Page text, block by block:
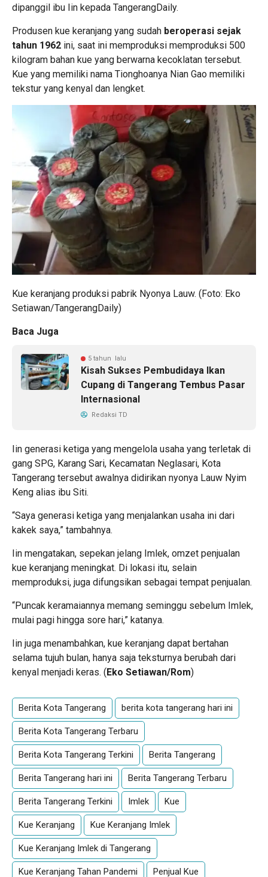
dipanggil ibu Iin kepada TangerangDaily.
Produsen kue keranjang yang sudah beroperasi sejak
tahun 1962 ini, saat ini memproduksi memproduksi 500
kilogram bahan kue yang berwarna kecoklatan tersebut.
Kue yang memiliki nama Tionghoanya Nian Gao memiliki
tekstur yang kenyal dan lengket.
Kue keranjang produksi pabrik Nyonya Lauw. (Foto: Eko
Setiawan/TangerangDaily)
Baca Juga
5 tahun lalu
Kisah Sukses Pembudidaya Ikan
Cupang di Tangerang Tembus Pasar
Internasional
Redaksi TD
Iin generasi ketiga yang mengelola usaha yang terletak di
gang SPG, Karang Sari, Kecamatan Neglasari, Kota
Tangerang tersebut awalnya didirikan nyonya Lauw Nyim
Keng alias ibu Siti.
“Saya generasi ketiga yang menjalankan usaha ini dari
kakek saya,” tambahnya.
Iin mengatakan, sepekan jelang Imlek, omzet penjualan
kue keranjang meningkat. Di lokasi itu, selain
memproduksi, juga difungsikan sebagai tempat penjualan.
“Puncak keramaiannya memang seminggu sebelum Imlek,
mulai pagi hingga sore hari,” katanya.
Iin juga menambahkan, kue keranjang dapat bertahan
selama tujuh bulan, hanya saja teksturnya berubah dari
kenyal menjadi keras. ( Eko Setiawan/Rom)
Berita Kota Tangerang berita kota tangerang hari ini
Berita Kota Tangerang Terbaru
Berita Kota Tangerang Terkini Berita Tangerang
Berita Tangerang hari ini Berita Tangerang Terbaru
Berita Tangerang Terkini Imlek Kue
Kue Keranjang Kue Keranjang Imlek
Kue Keranjang Imlek di Tangerang
Kue Keranjang Tahan Pandemi Penjual Kue